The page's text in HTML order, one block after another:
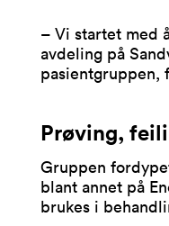
– Vi startet med
avdeling på
pasientgruppen,
Prøving,
Gruppen
blant annet på
brukes i